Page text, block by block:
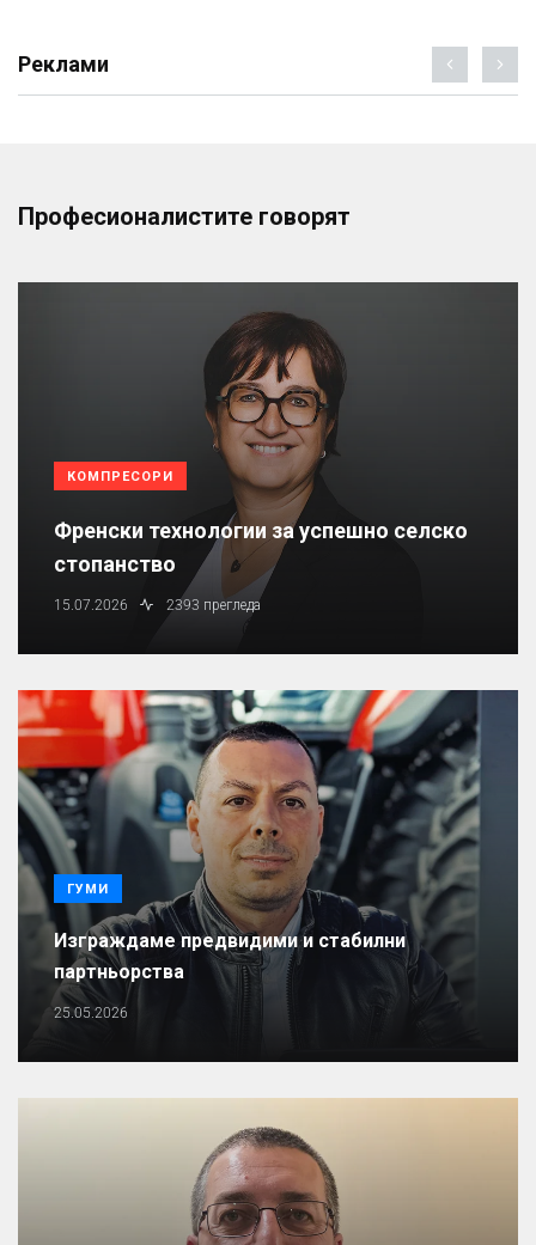
Реклами
Професионалистите говорят
КОМПРЕСОРИ
Френски технологии за успешно селско
стопанство
15.07.2026 2393 прегледа
ГУМИ
Изграждаме предвидими и стабилни
партньорства
25.05.2026